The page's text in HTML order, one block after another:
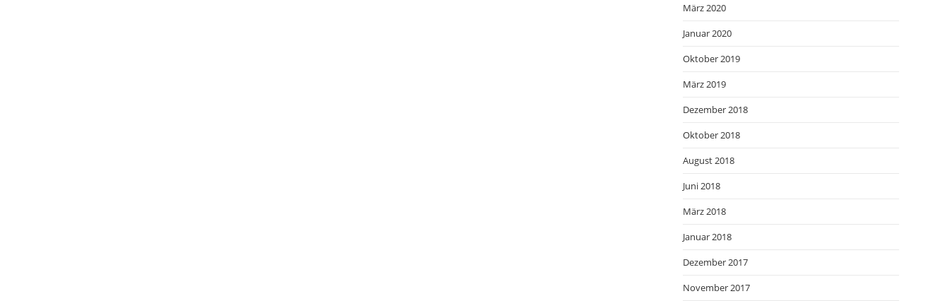
März 2020
Januar 2020
Oktober 2019
März 2019
Dezember 2018
Oktober 2018
August 2018
Juni 2018
März 2018
Januar 2018
Dezember 2017
November 2017